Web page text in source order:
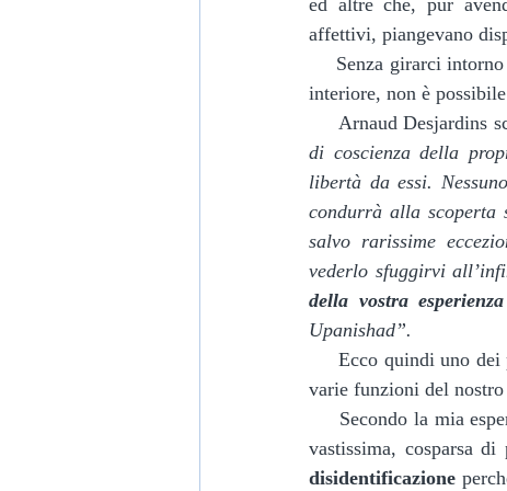
ed altre che, pur
affettivi, piangevano
interiore, non è
Arnaud
di coscienza della
libertà da essi.
condurrà alla scoperta
salvo rarissime
vederlo sfuggirvi
della vostra esperienza
Upanishad”.
     Ecco quindi uno dei passi iniziali della Ricerca spirituale: l’identificazione; con che cosa? Con le
varie funzioni del
Secondo la mia
vastissima, cosparsa
disidentificazione